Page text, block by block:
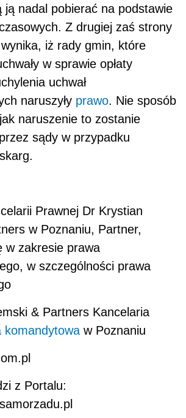
ją nadal pobierać na podstawie
Z drugiej zaś strony
iż rady gmin, które
w sprawie opłaty
uchwał
naruszyły prawo. Nie sposób
naruszenie to zostanie
sądy w przypadku
Prawnej Dr Krystian
w Poznaniu, Partner,
w zakresie prawa
w szczególności prawa
& Partners Kancelaria
komandytowaw Poznaniu
z Portalu: